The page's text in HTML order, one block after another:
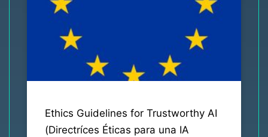
Ethics Guidelines for Trustworthy AI
(Directríces Éticas para una IA